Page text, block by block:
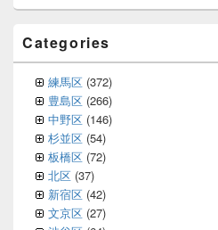
Categories
練馬区 (372)
豊島区 (266)
中野区 (146)
杉並区 (54)
板橋区 (72)
北区 (37)
新宿区 (42)
文京区 (27)